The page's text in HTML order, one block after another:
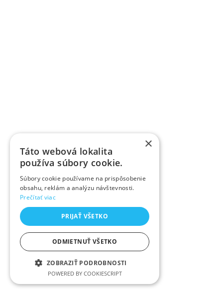
×
Táto webová lokalita
používa súbory cookie.
Súbory cookie používame na prispôsobenie
obsahu, reklám a analýzu návštevnosti.
Prečítať viac
PRIJAŤ VŠETKO
ODMIETNUŤ VŠETKO
ZOBRAZIŤ PODROBNOSTI
POWERED BY COOKIESCRIPT